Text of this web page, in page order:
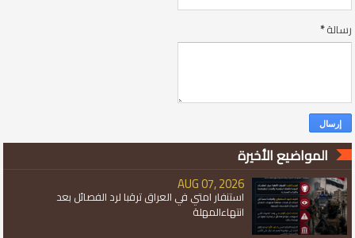
رسالة*
المواضيع الأخيرة
AUG 07, 2026
استنفار امتي في العراق ترقبا لرد الفصائل بعد
انتهاءالمهلة